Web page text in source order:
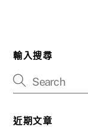
輸入搜尋
近期文章